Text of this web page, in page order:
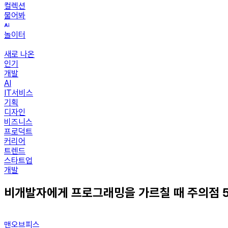
컬렉션
물어봐
놀이터
새로 나온
인기
개발
AI
IT서비스
기획
디자인
비즈니스
프로덕트
커리어
트렌드
스타트업
개발
비개발자에게 프로그래밍을 가르칠 때 주의점
맨오브피스